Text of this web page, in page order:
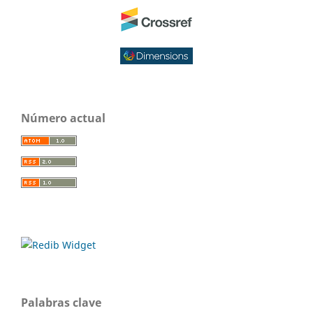
Número actual
Palabras clave